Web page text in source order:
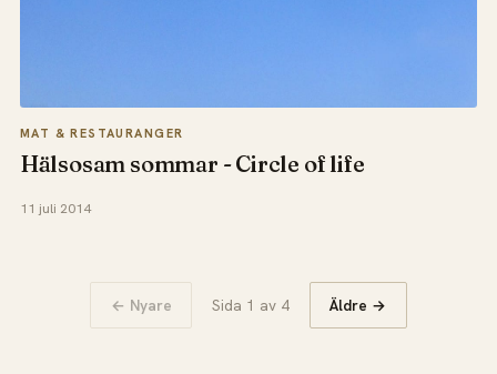
MAT & RESTAURANGER
Hälsosam sommar - Circle of life
11 juli 2014
← Nyare Sida 1 av 4 Äldre →